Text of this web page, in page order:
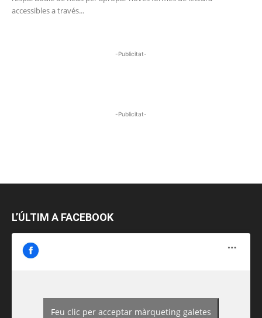
accessibles a través...
-Publicitat-
-Publicitat-
L’ÚLTIM A FACEBOOK
Feu clic per acceptar màrqueting galetes